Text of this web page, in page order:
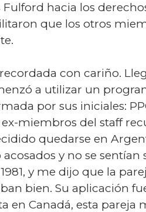
hacia los
que los otros
con cariño.
a utilizar un
por sus iniciales:
ex-miembros del staff
quedarse en
y no se sentían
y me dijo que la
bien. Su aplicación
en Canadá, esta